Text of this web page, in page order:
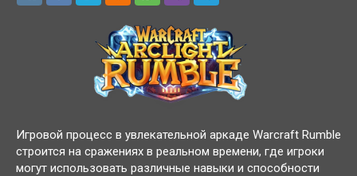
Игровой процесс в увлекательной аркаде Warcraft Rumble
строится на сражениях в реальном времени, где игроки
могут использовать различные навыки и способности